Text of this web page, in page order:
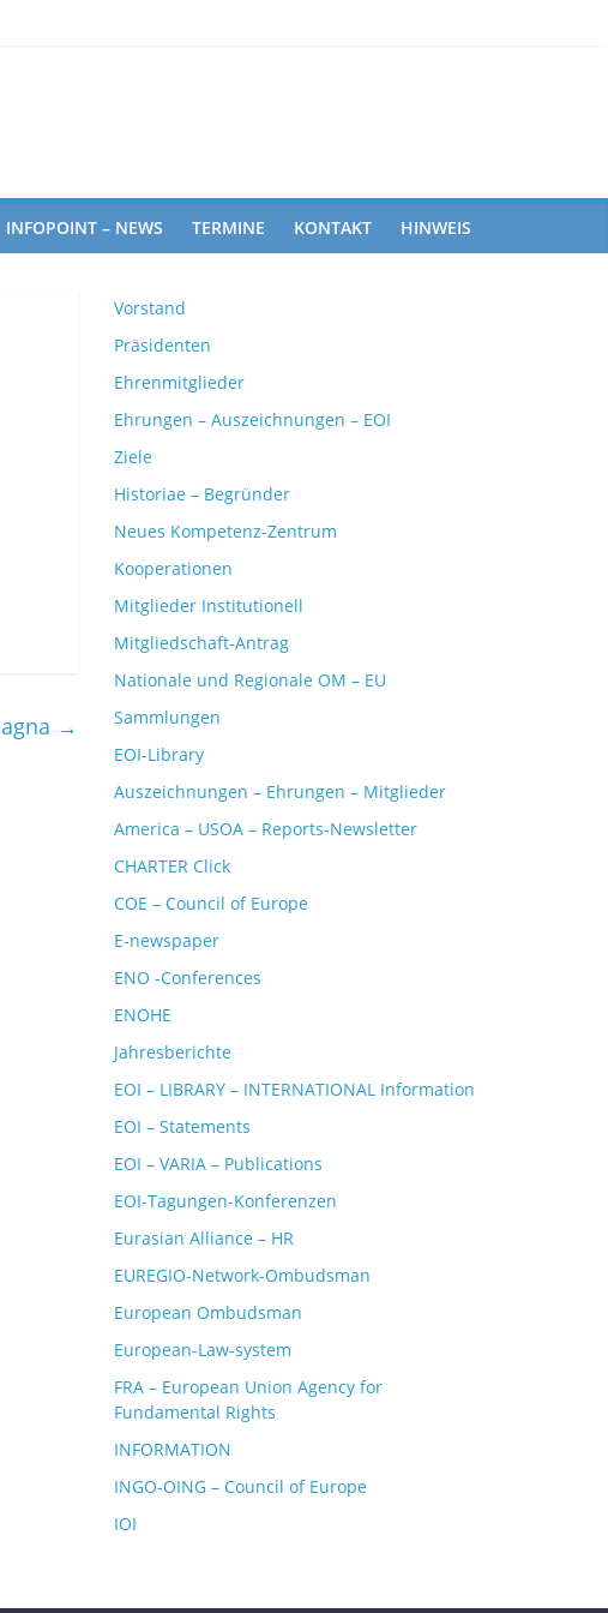
Rights
HINWEIS
KONTAKT
TERMINE
INFOPOINT – NEWS
→
Vorstand
Präsidenten
Ehrenmitglieder
Ehrungen – Auszeichnungen – EOI
Ziele
Historiae – Begründer
Neues Kompetenz-Zentrum
Kooperationen
Mitglieder Institutionell
Mitgliedschaft-Antrag
Nationale und Regionale OM – EU
Sammlungen
EOI-Library
Auszeichnungen – Ehrungen – Mitglieder
America – USOA – Reports-Newsletter
CHARTER Click
COE – Council of Europe
E-newspaper
ENO -Conferences
ENOHE
Jahresberichte
EOI – LIBRARY – INTERNATIONAL Information
EOI – Statements
EOI – VARIA – Publications
EOI-Tagungen-Konferenzen
Eurasian Alliance – HR
EUREGIO-Network-Ombudsman
European Ombudsman
European-Law-system
FRA – European Union Agency for
Fundamental Rights
INFORMATION
INGO-OING – Council of Europe
IOI